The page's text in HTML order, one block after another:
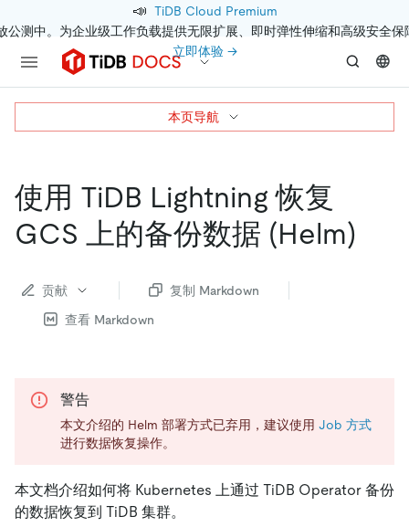
📣 TiDB Cloud Premium
公测中。为企业级工作负载提供无限扩展、即时弹性伸缩和高级安全保
立即体验 →
使用 TiDB Lightning 恢复
GCS 上的备份数据 (Helm)
贡献
复制 Markdown
查看 Markdown
警告
本文介绍的 Helm 部署方式已弃用，建议使用 Job 方式
进行数据恢复操作。
本文档介绍如何将 Kubernetes 上通过 TiDB Operator 备份
的数据恢复到 TiDB 集群。
本页导航